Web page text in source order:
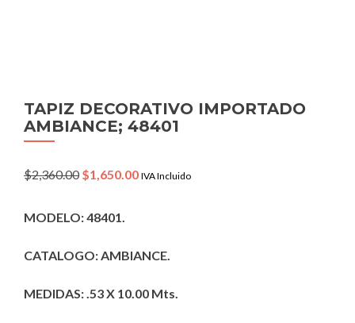
TAPIZ DECORATIVO IMPORTADO
AMBIANCE; 48401
$2,360.00 Original
$2,360.00.
$1,650.00Current
IVA Incluido
MODELO: 48401.
CATALOGO: AMBIANCE.
MEDIDAS: .53 X 10.00 Mts.